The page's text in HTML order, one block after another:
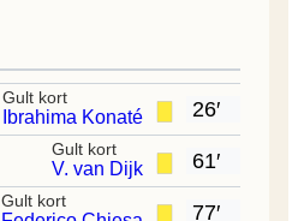
26′
Gult kort
Ibrahima Konaté
61′
Gult kort
V. van Dijk
77′
Gult kort